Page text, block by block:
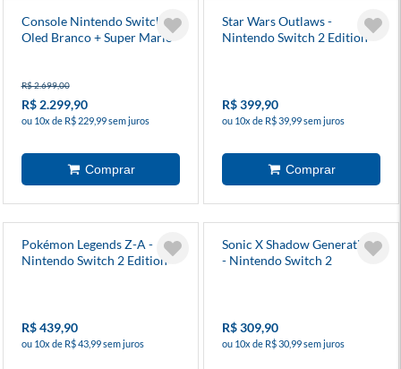
Console Nintendo Switch
Oled Branco + Super Mario
R$ 2.699,00
R$ 2.299,90
ou 10x de R$ 229,99 sem juros
Star Wars Outlaws -
Nintendo Switch 2 Edition
R$ 399,90
ou 10x de R$ 39,99 sem juros
Pokémon Legends Z-A -
Nintendo Switch 2 Edition
R$ 439,90
ou 10x de R$ 43,99 sem juros
Sonic X Shadow Generations
- Nintendo Switch 2
R$ 309,90
ou 10x de R$ 30,99 sem juros